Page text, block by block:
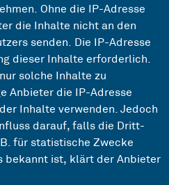
Ohne die IP-Adresse
die Inhalte nicht an den
senden. Die IP-Adresse
dieser Inhalte erforderlich.
solche Inhalte zu
Anbieter die IP-Adresse
Inhalte verwenden. Jedoch
darauf, falls die Dritt-
für statistische Zwecke
bekannt ist, klärt der Anbieter